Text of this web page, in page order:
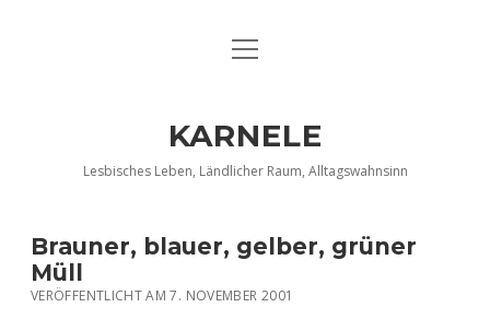
DATENSCHUTZERKLÄRUNG
Menü
KARNELE
Lesbisches Leben, Ländlicher Raum, Alltagswahnsinn
Brauner, blauer, gelber, grüner
Müll
VERÖFFENTLICHT AM 7. NOVEMBER 2001